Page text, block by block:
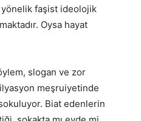
yönelik faşist ideolojik
Oysa hayat
slogan ve zor
meşruiyetinde
Biat edenlerin